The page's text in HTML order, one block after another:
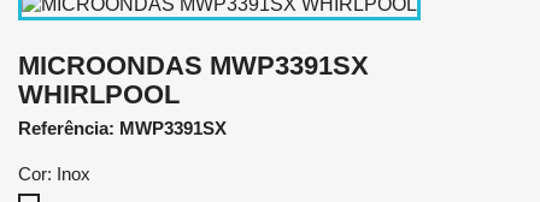
MICROONDAS MWP3391SX
WHIRLPOOL
Referência: MWP3391SX
Cor: Inox